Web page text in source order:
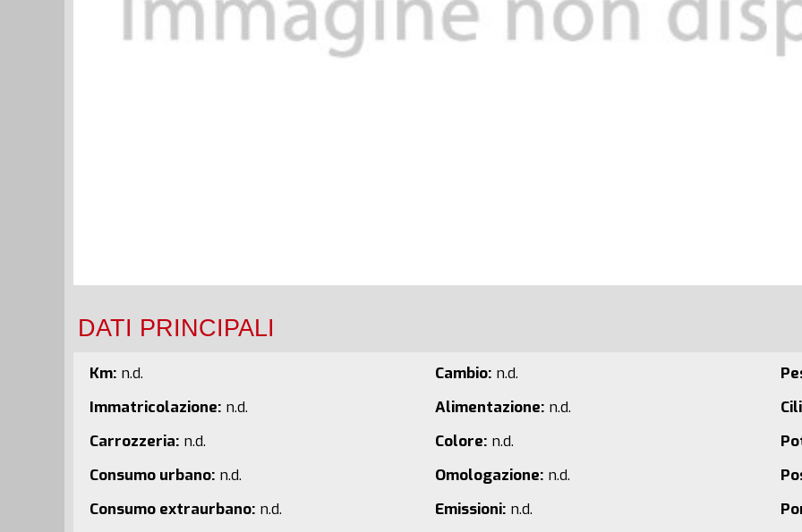
DATI PRINCIPALI
Km:n.d.
Immatricolazione:n.d.
Carrozzeria:n.d.
Consumo urbano:n.d.
Consumo extraurbano:n.d.
Cambio:n.d.
Alimentazione:n.d.
Colore:n.d.
Omologazione:n.d.
Emissioni:n.d.